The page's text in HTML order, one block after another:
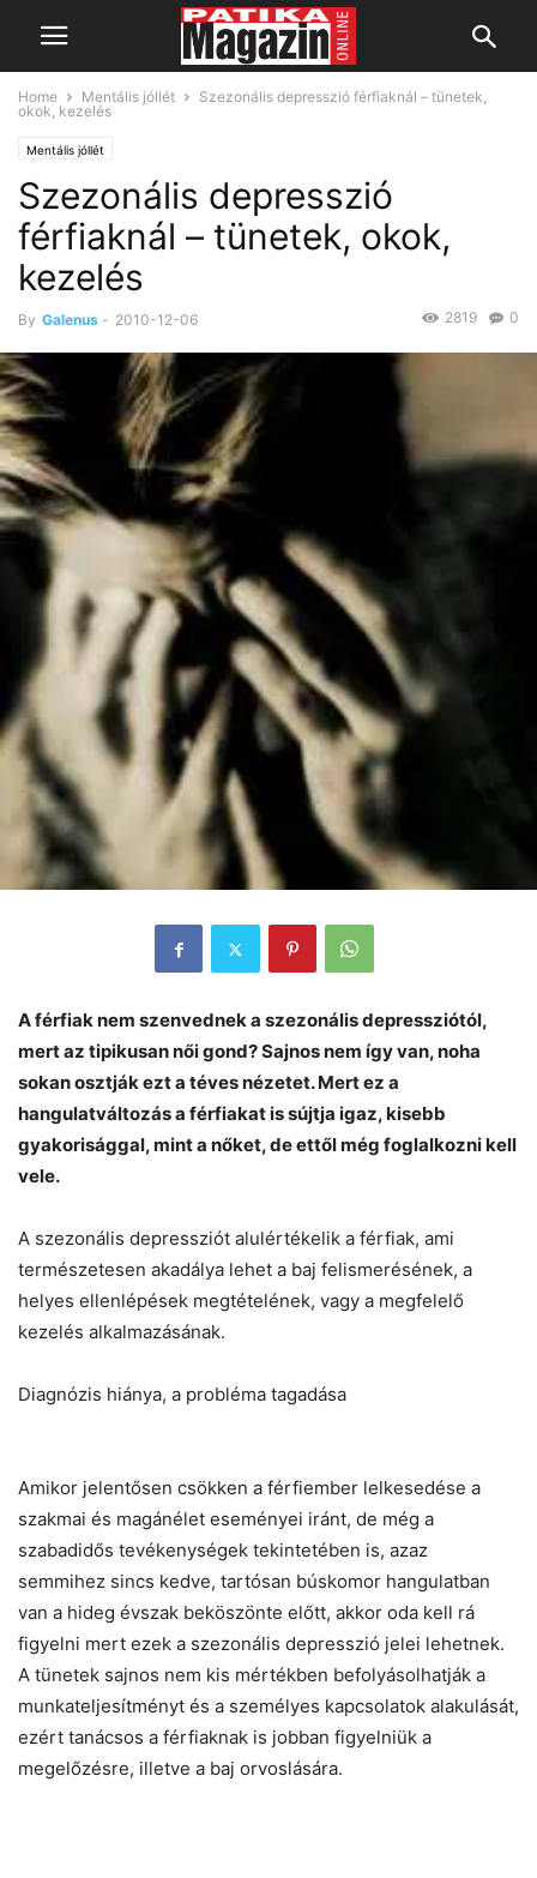
Home Mentális jóllét
Szezonális depresszió férfiaknál – tünetek,
okok, kezelés
Mentális jóllét
Szezonális depresszió
férfiaknál – tünetek, okok,
kezelés
By Galenus - 2010-12-06 0
2819
A férfiak nem szenvednek a szezonális depressziótól,
mert az tipikusan női gond? Sajnos nem így van, noha
sokan osztják ezt a téves nézetet. Mert ez a
hangulatváltozás a férfiakat is sújtja igaz, kisebb
gyakorisággal, mint a nőket, de ettől még foglalkozni kell
vele.
A szezonális depressziót alulértékelik a férfiak, ami
természetesen akadálya lehet a baj felismerésének, a
helyes ellenlépések megtételének, vagy a megfelelő
kezelés alkalmazásának.
Diagnózis hiánya, a probléma tagadása
Amikor jelentősen csökken a férfiember lelkesedése a
szakmai és magánélet eseményei iránt, de még a
szabadidős tevékenységek tekintetében is, azaz
semmihez sincs kedve, tartósan búskomor hangulatban
van a hideg évszak beköszönte előtt, akkor oda kell rá
figyelni mert ezek a szezonális depresszió jelei lehetnek.
A tünetek sajnos nem kis mértékben befolyásolhatják a
munkateljesítményt és a személyes kapcsolatok alakulását,
ezért tanácsos a férfiaknak is jobban figyelniük a
megelőzésre, illetve a baj orvoslására.